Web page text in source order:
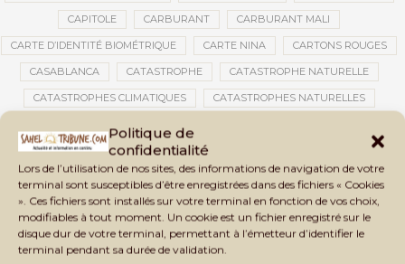
Politique de
confidentialité
Lors de l’utilisation de nos sites, des informations de navigation de votre
terminal sont susceptibles d’être enregistrées dans des fichiers « Cookies
». Ces fichiers sont installés sur votre terminal en fonction de vos choix,
modifiables à tout moment. Un cookie est un fichier enregistré sur le
disque dur de votre terminal, permettant à l’émetteur d’identifier le
terminal pendant sa durée de validation.
CAPITOLE CARBURANT CARBURANT MALI
CARTE D’IDENTITÉ BIOMÉTRIQUE CARTE NINA CARTONS ROUGES
CASABLANCA CATASTROPHE CATASTROPHE NATURELLE
CATASTROPHES CLIMATIQUES CATASTROPHES NATURELLES
CÉDÉAO CEDEAO CEI CÉLÉBRATION NATIONALE CEMAC
CEMAPI CEN-SNESUP CENOU CENSURE
CENTRAFRIQUE CENTRALE SOLAIRE
CENTRALE SOLAIRE DE SANANKOROBA CENTRALES SOLAIRES
CENTRE D'INTELLIGENCE ARTIFICIELLE